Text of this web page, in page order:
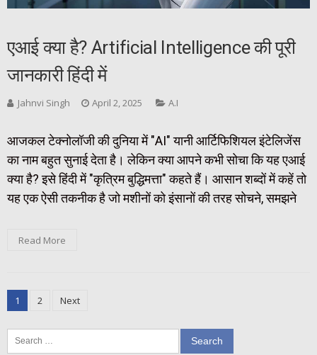
एआई क्या है? Artificial Intelligence की पूरी
जानकारी हिंदी में
Jahnvi Singh April 2, 2025 A.I
आजकल टेक्नोलॉजी की दुनिया में "AI" यानी आर्टिफिशियल इंटेलिजेंस
का नाम बहुत सुनाई देता है। लेकिन क्या आपने कभी सोचा कि यह एआई
क्या है? इसे हिंदी में "कृत्रिम बुद्धिमत्ता" कहते हैं। आसान शब्दों में कहें तो
यह एक ऐसी तकनीक है जो मशीनों को इंसानों की तरह सोचने, समझने
Read More
Posts
pagination
1 2 Next
Search
for: